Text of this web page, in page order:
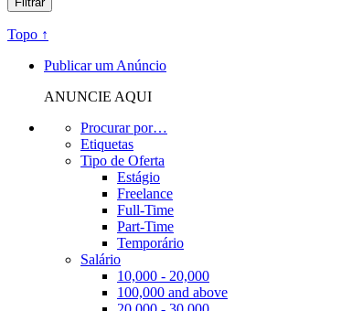
Topo ↑
Publicar um Anúncio
ANUNCIE AQUI
Procurar por…
Etiquetas
Tipo de Oferta
Estágio
Freelance
Full-Time
Part-Time
Temporário
Salário
10,000 - 20,000
100,000 and above